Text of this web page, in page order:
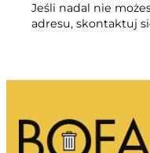
Samoobsługa
Moje śmieci
Opróżnianie
Jeśli nadal nie
adresu, skontaktuj